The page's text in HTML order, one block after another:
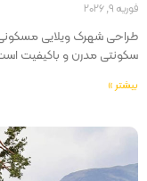
فوریه 9, 2026
طراحی شهرک ویلایی
سکونتی مدرن و باکیفیت
بیشتر »